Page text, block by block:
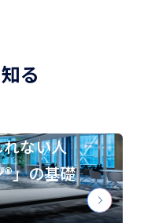
る
ない人
」の基礎